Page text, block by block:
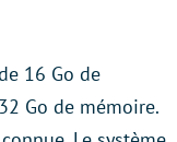
16 Go de
Go de mémoire.